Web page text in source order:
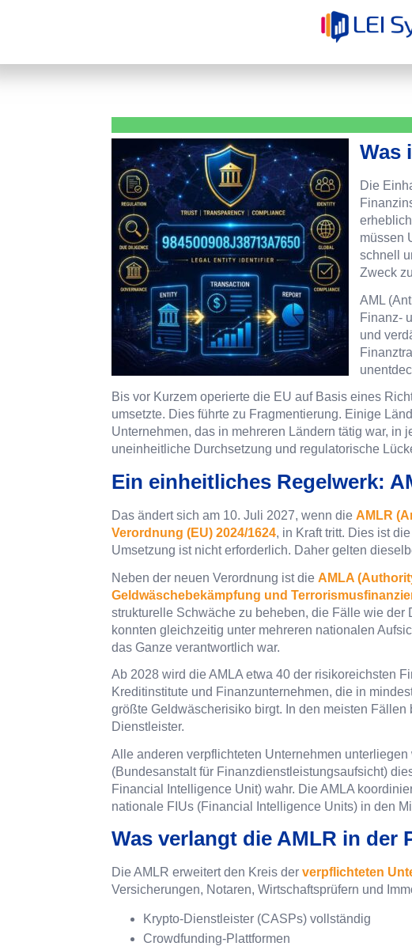
Was
Die
müssen
schnell
Zweck
AML
Finanz-
und
Bis vor Kurzem operierte die EU auf Basis eines
umsetzte. Dies führte zu Fragmentierung. Einige
Unternehmen, das in mehreren Ländern tätig war,
uneinheitliche Durchsetzung und regulatorische
Ein einheitliches Regelwerk:
Das ändert sich am 10. Juli 2027, wenn die AMLR
Verordnung (EU) 2024/1624, in Kraft tritt. Dies ist
Umsetzung ist nicht erforderlich. Daher gelten
Neben der neuen Verordnung ist die AMLA
Geldwäschebekämpfung und
strukturelle Schwäche zu beheben, die Fälle wie
konnten gleichzeitig unter mehreren nationalen
das Ganze verantwortlich war.
Ab 2028 wird die AMLA etwa 40 der risikoreichsten
Kreditinstitute und Finanzunternehmen, die in
größte Geldwäscherisiko birgt. In den meisten
Dienstleister.
Alle anderen verpflichteten Unternehmen
(Bundesanstalt für Finanzdienstleistungsaufsicht)
Financial Intelligence Unit) wahr. Die AMLA
nationale FIUs (Financial Intelligence Units) in den
Was verlangt die AMLR in der
Die AMLR erweitert den Kreis derverpflichteten
Versicherungen, Notaren, Wirtschaftsprüfern und
Krypto-Dienstleister (CASPs) vollständig
Crowdfunding-Plattformen